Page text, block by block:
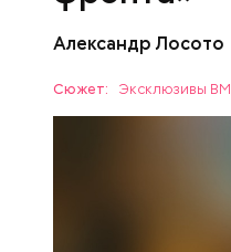
Александр Лосото
Сюжет: Эксклюзивы ВМ